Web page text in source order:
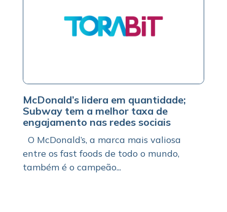
McDonald’s lidera em quantidade;
Subway tem a melhor taxa de
engajamento nas redes sociais
O McDonald’s, a marca mais valiosa
entre os fast foods de todo o mundo,
também é o campeão...